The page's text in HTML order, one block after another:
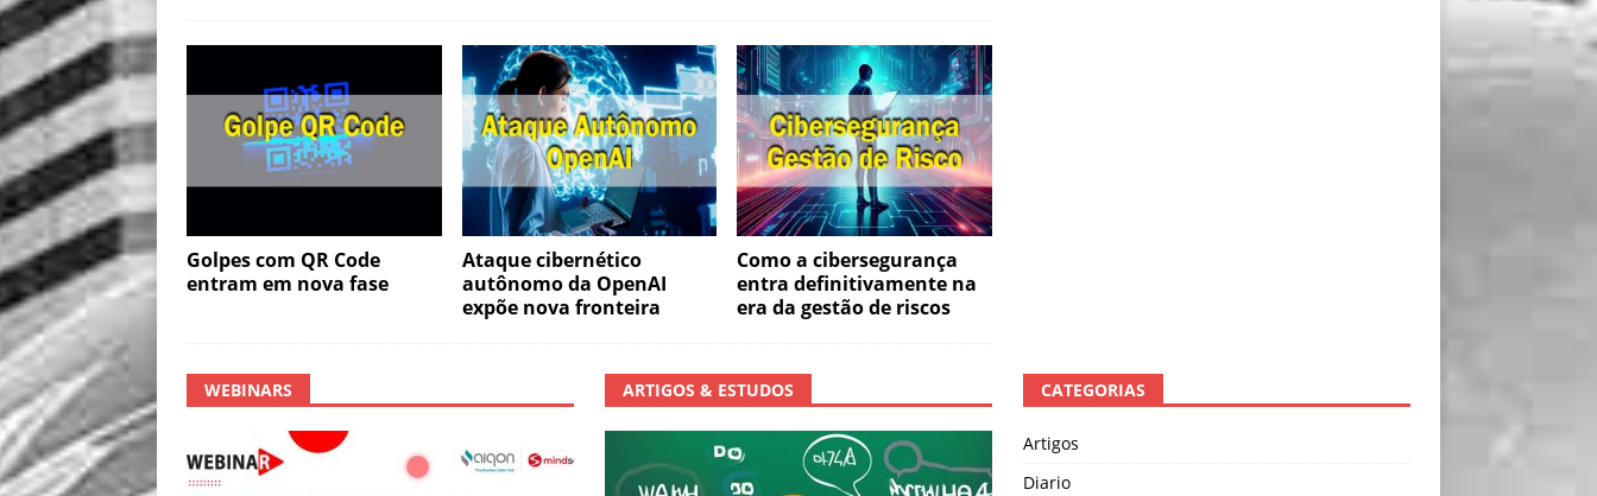
Golpes com QR Code
entram em nova fase
Ataque cibernético
autônomo da OpenAI
expõe nova fronteira
Como a cibersegurança
entra definitivamente na
era da gestão de riscos
WEBINARS ARTIGOS & ESTUDOS CATEGORIAS
Artigos
Diario